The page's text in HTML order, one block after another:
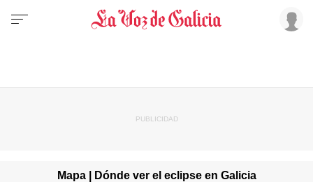
Mapa | Dónde ver el eclipse en Galicia